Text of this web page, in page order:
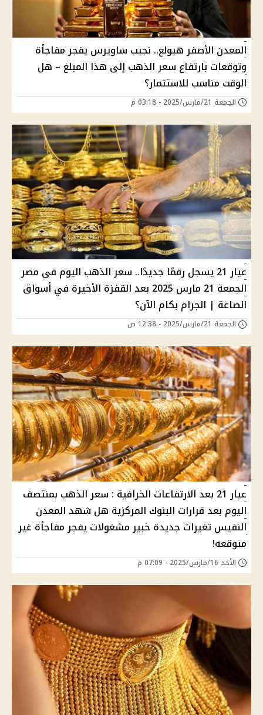
المعدن الأصفر هيولع.. نجيب ساويرس يفجر مفاجأة
وتوقعات بارتفاع سعر الذهب إلى هذا المبلغ – هل
الوقت مناسب للاستثمار؟
الجمعة 21/مارس/2025 - 03:18 م
عيار 21 يسجل رقمًا جديدًا.. سعر الذهب اليوم في مصر
الجمعة 21 مارس 2025 بعد القفزة الأخيرة في أسواق
الصاغة | الجرام بكام الآن؟
الجمعة 21/مارس/2025 - 12:38 ص
عيار 21 بعد الارتفاعات الخرافية : سعر الذهب بمنتصف
اليوم بعد قرارات البنوك المركزية هل شهد المعدن
النفيس تغيرات جديدة خبير مشغولات يفجر مفاجأة غير
متوقعه!
الأحد 16/مارس/2025 - 07:09 م